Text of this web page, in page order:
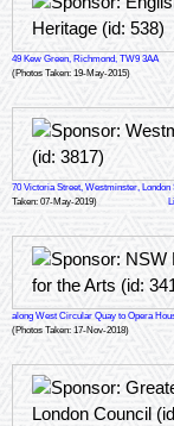
49 Kew Green, Richmond, TW9 3AA
(Photos Taken: 19-May-2015)
70 Victoria Street, Westminster, London
Taken: 07-May-2019)
along West Circular Quay to Opera
(Photos Taken: 17-Nov-2018)